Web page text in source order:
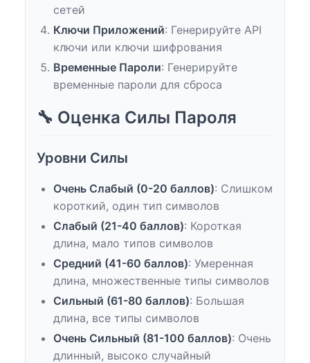
сетей
Ключи Приложений: Генерируйте API
ключи или ключи шифрования
Временные Пароли: Генерируйте
временные пароли для сброса
🔧 Оценка Силы Пароля
Уровни Силы
Очень Слабый (0-20 баллов): Слишком
короткий, один тип символов
Слабый (21-40 баллов): Короткая
длина, мало типов символов
Средний (41-60 баллов): Умеренная
длина, множественные типы символов
Сильный (61-80 баллов): Большая
длина, все типы символов
Очень Сильный (81-100 баллов): Очень
длинный, высоко случайный